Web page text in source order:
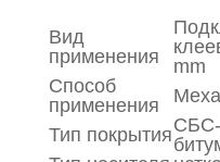
Вид
применения
Способ
применения
Тип покрытия